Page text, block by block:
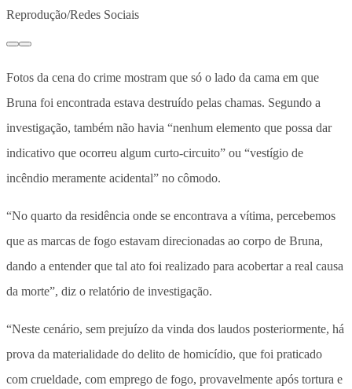
Reprodução/Redes Sociais
Fotos da cena do crime mostram que só o lado da cama em que
Bruna foi encontrada estava destruído pelas chamas. Segundo a
investigação, também não havia “nenhum elemento que possa dar
indicativo que ocorreu algum curto-circuito” ou “vestígio de
incêndio meramente acidental” no cômodo.
“No quarto da residência onde se encontrava a vítima, percebemos
que as marcas de fogo estavam direcionadas ao corpo de Bruna,
dando a entender que tal ato foi realizado para acobertar a real causa
da morte”, diz o relatório de investigação.
“Neste cenário, sem prejuízo da vinda dos laudos posteriormente, há
prova da materialidade do delito de homicídio, que foi praticado
com crueldade, com emprego de fogo, provavelmente após tortura e